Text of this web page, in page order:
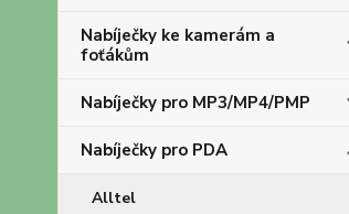
Nabíječky ke kamerám a
foťákům
Nabíječky pro MP3/MP4/PMP
Nabíječky pro PDA
Alltel